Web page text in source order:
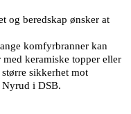
og beredskap ønsker at
komfyrbranner kan
keramiske topper eller
sikkerhet mot
i DSB.